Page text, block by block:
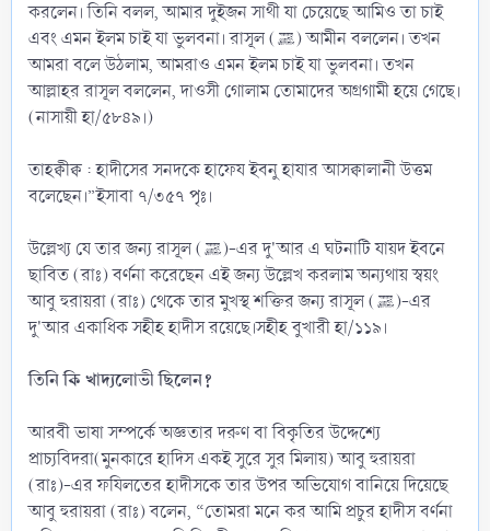
করলেন। তিনি বলল, আমার দুইজন সাথী যা চেয়েছে আমিও তা চাই
এবং এমন ইলম চাই যা ভুলবনা। রাসূল (ﷺ) আমীন বললেন। তখন
আমরা বলে উঠলাম, আমরাও এমন ইলম চাই যা ভুলবনা। তখন
আল্লাহর রাসূল বললেন, দাওসী গোলাম তোমাদের অগ্রগামী হয়ে গেছে।
(নাসায়ী হা/৫৮৪৯।)
তাহক্বীক্ব : হাদীসের সনদকে হাফেয ইবনু হাযার আসক্বালানী উত্তম
বলেছেন।”ইসাবা ৭/৩৫৭ পৃঃ।
উল্লেখ্য যে তার জন্য রাসূল (ﷺ)-এর দু'আর এ ঘটনাটি যায়দ ইবনে
ছাবিত (রাঃ) বর্ণনা করেছেন এই জন্য উল্লেখ করলাম অন্যথায় স্বয়ং
আবু হুরায়রা (রাঃ) থেকে তার মুখস্থ শক্তির জন্য রাসূল (ﷺ)-এর
দু'আর একাধিক সহীহ হাদীস রয়েছে।সহীহ বুখারী হা/১১৯।
তিনি কি খাদ্যলোভী ছিলেন?
আরবী ভাষা সম্পর্কে অজ্ঞতার দরুণ বা বিকৃতির উদ্দেশ্যে
প্রাচ্যবিদরা(মুনকারে হাদিস একই সুরে সুর মিলায়) আবু হুরায়রা
(রাঃ)-এর ফযিলতের হাদীসকে তার উপর অভিযোগ বানিয়ে দিয়েছে
আবু হুরায়রা (রাঃ) বলেন, “তোমরা মনে কর আমি প্রচুর হাদীস বর্ণনা